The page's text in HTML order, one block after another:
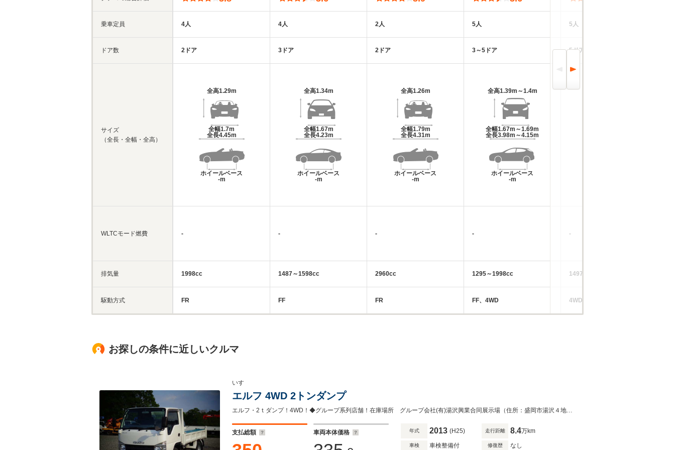
乗車定員
ドア数
サイズ
（全長・全幅・全高）
WLTCモード燃費
排気量
駆動方式
4人
2ドア
全高1.29m
全幅1.7m
全長4.45m
ホイールベース
-m
-
1998cc
FR
4人
3ドア
全高1.34m
全幅1.67m
全長4.23m
ホイールベース
-m
-
1487～1598cc
FF
2人
2ドア
全高1.26m
全幅1.79m
全長4.31m
ホイールベース
-m
-
2960cc
FR
5人
3～5ドア
全高1.39m～1.4m
全幅1.67m～1.69m
全長3.98m～4.15m
ホイールベース
-m
-
1295～1998cc
FF、4WD
5人
5ドア
-
1497～1838cc
4WD、FF
お探しの条件に近しいクルマ
いすゞ
エルフ 4WD 2トンダンプ
エルフ・2ｔダンプ！4WD！◆グループ系列店舗！在庫場所 グループ会社(有)湯沢興業合同展示場（住所：盛岡市湯沢４地割１７－３）
支払総額 車両本体価格 年式 2013 (H25) 走行距離 8.4万km
車検 車検整備付 修復歴 なし